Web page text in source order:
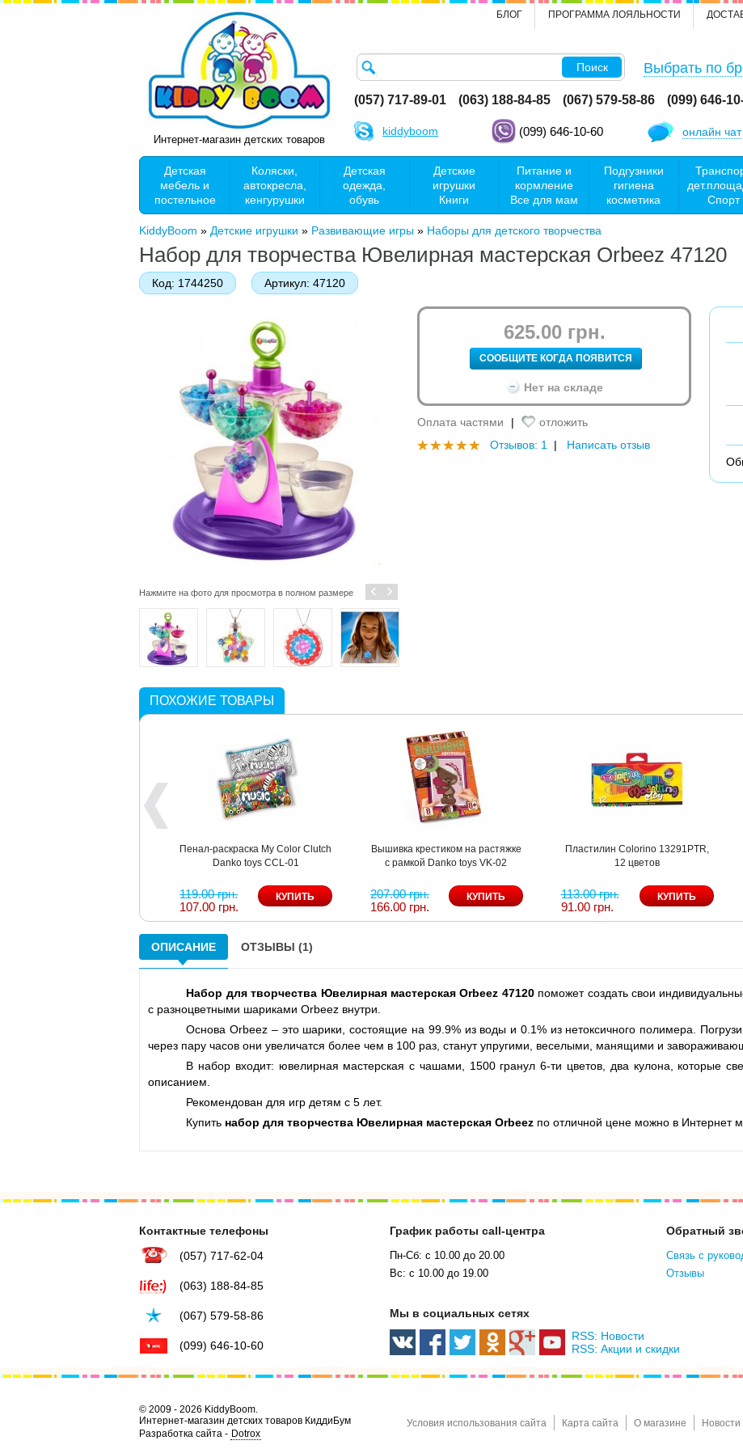
ПРОГРАММА ЛОЯЛЬНОСТИ
БЛОГ
Интернет-магазин детских товаров
Поиск Выбрать по
(057) 717-89-01 (063) 188-84-85 (067) 579-58-86 (099) 646-
kiddyboom (099) 646-10-60 онлайн чат
Детская
мебель и
постельное
Коляски,
автокресла,
кенгурушки
Детская
одежда,
обувь
Детские
игрушки
Книги
Питание и
кормление
Все для мам
Подгузники
гигиена
косметика
Спорт
KiddyBoom » Детские игрушки » Развивающие игры » Наборы для детского творчества
Набор для творчества Ювелирная мастерская Orbeez 47120
Код: 1744250 Артикул: 47120
Нажмите на фото для просмотра в полном размере ‹ ›
625.00 грн.
СООБЩИТЕ КОГДА ПОЯВИТСЯ
Нет на складе
Оплата частями |
отложить
Отзывов: 1
| Написать отзыв
ПОХОЖИЕ ТОВАРЫ
Пенал-раскраска My Color Clutch
Danko toys CCL-01
119.00 грн.
107.00 грн.
Вышивка крестиком на растяжке
с рамкой Danko toys VK-02
207.00 грн.
166.00 грн.
Пластилин Colorino 13291PTR,
12 цветов
113.00 грн.
91.00 грн.
ОПИСАНИЕ ОТЗЫВЫ (1)
Набор для творчества Ювелирная мастерская Orbeez 47120 поможет создать свои
с разноцветными шариками Orbeez внутри.
Основа Orbeez – это шарики, состоящие на 99.9% из воды и 0.1% из нетоксичного полимера.
через пару часов они увеличатся более чем в 100 раз, станут упругими, веселыми, манящими и
В набор входит: ювелирная мастерская с чашами, 1500 гранул 6-ти цветов, два кулона, которые
описанием.
Рекомендован для игр детям с 5 лет.
Купить набор для творчества Ювелирная мастерская Orbeez по отличной цене можно в Интернет
Контактные телефоны
(057) 717-62-04
(063) 188-84-85
(067) 579-58-86
(099) 646-10-60
График работы call-центра
Пн-Сб: с 10.00 до 20.00
Вс: с 10.00 до 19.00
Обратный
Связь с
Отзывы
Мы в социальных сетях
RSS: Новости
RSS: Акции и скидки
© 2009 - 2026 KiddyBoom.
Интернет-магазин детских товаров КиддиБум
Разработка сайта - Dotrox
Условия использования сайта Карта сайта О магазине Новости